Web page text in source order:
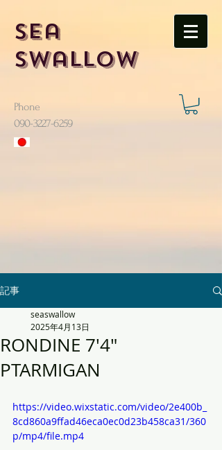
Sea
Swallow
Phone
​090-3227-6259
記事
RONDINE 7'4"
PTARMIGAN
seaswallow
2025年4月13日
https://video.wixstatic.com/video/2e400b_
8cd860a9ffad46eca0ec0d23b458ca31/360
p/mp4/file.mp4